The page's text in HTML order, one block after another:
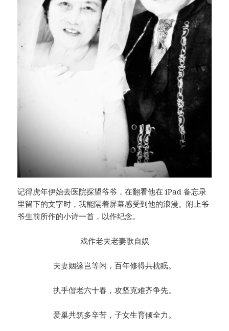
记得虎年伊始去医院探望爷爷，在翻看他在 iPad 备忘录
里留下的文字时，我能隔着屏幕感受到他的浪漫。附上爷
爷生前所作的小诗一首，以作纪念。
戏作老夫老妻歌自娱
夫妻姻缘岂等闲，百年修得共枕眠。
执手偕老六十春，攻坚克难齐争先。
爱巢共筑多辛苦，子女生育倾全力。